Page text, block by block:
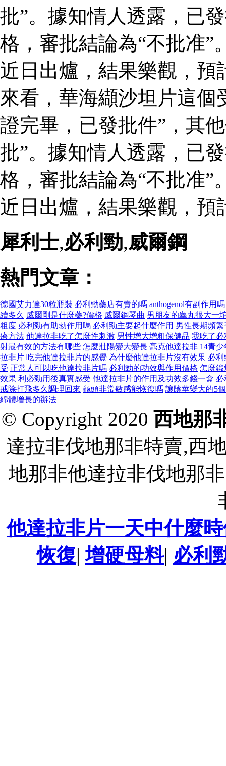
批”。據知情人透露，已
格，審批結論為“不批准”
近日出爐，結果樂觀，預
來看，華海纈沙坦片這個
證完畢，已發批件”，其
批”。據知情人透露，已
格，審批結論為“不批准”
近日出爐，結果樂觀，預
犀利士,必利勁,威爾鋼
熱門文章：
德國艾力達30粒瓶裝 必利勁藥店有賣的嗎 anthogenol有副作用嗎
續多久 威爾剛是什麼藥?價格 威爾鋼琴曲 男朋友的睾丸很大一
粗度 必利勁有助勃作用嗎 必利勁主要起什麼作用 男性長期頻
療方法 他達拉非吃了怎麼性刺激 男性增大增粗保健品 我吃了必
射最有效的方法有哪些 怎麼壯陽變大變長 毫克他達拉非 14青
拉非片 吃完他達拉非片的感覺 為什麼他達拉非片沒有效果 必利
受 正常人可以吃他達拉非片嗎 必利勁的功效與作用價格 怎麼鍛
效果 利必勁用後真實感受 他達拉非片的作用及功效多錢一盒 必
戒除打飛多久調理回來 龜頭非常敏感能恢復嗎 讓陰莖變大的5
綿體增長的辦法
© Copyright 2020 西地那
達拉非伐地那非特賣,西
地那非他達拉非伐地那
他達拉非片一天中什麼
恢復|增硬母料| 必利